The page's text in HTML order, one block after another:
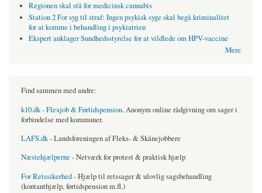
Regionen skal stå for medicinsk cannabis
Station 2 For syg til straf: Ingen psykisk syge skal begå kriminalitet
for at komme i behandling i psykiatrien
Ekspert anklager Sundhedsstyrelse for at vildlede om HPV-vaccine
Mere
Find sammen med andre:
k10.dk - Flexjob & Førtidspension. Anonym online rådgivning om sager i
forbindelse med kommuner.
LAFS.dk- Landsforeningen af Fleks- & Skånejobbere
Næstehjælperne - Netværk for protest & praktisk hjælp
For Retssikerhed- Hjælp til retssager & ulovlig sagsbehandling
(kontanthjælp, førtidspension m.fl.)